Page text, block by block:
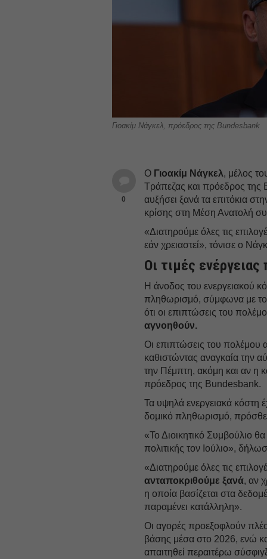
Γιοακίμ Νάγκελ, πρόεδρος της Bundesbank
0
Ο Γιοακίμ Νάγκελ, μέλος
Τράπεζας και πρόεδρος της
αυξήσει ξανά τα επιτόκια
κρίσης στη Μέση Ανατολή
«Διατηρούμε όλες τις
εάν χρειαστεί», τόνισε ο
Οι τιμές
Η άνοδος του ενεργειακού
πληθωρισμό, σύμφωνα με
ότι οι επιπτώσεις του
αγνοηθούν.
Οι επιπτώσεις του πολέμου
καθιστώντας αναγκαία την
την Πέμπτη, ακόμη και αν η
πρόεδρος της Bundesbank.
Τα υψηλά ενεργειακά κόστη
δομικό πληθωρισμό,
«Το Διοικητικό Συμβούλιο
πολιτικής τον Ιούλιο»,
«Διατηρούμε όλες τις
ανταποκριθούμε ξανά, αν
η οποία βασίζεται στα
παραμένει κατάλληλη».
Οι αγορές προεξοφλούν
βάσης μέσα στο 2026, ενώ
απαιτηθεί περαιτέρω